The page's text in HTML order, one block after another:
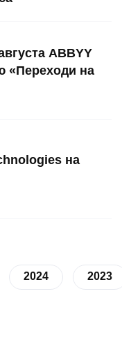
ABBYY
«Переходи на
на
2024 2023